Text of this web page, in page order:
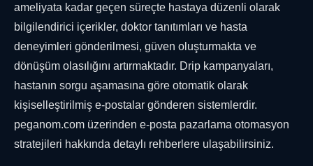
ameliyata kadar geçen süreçte hastaya düzenli olarak
bilgilendirici içerikler, doktor tanıtımları ve hasta
deneyimleri gönderilmesi, güven oluşturmakta ve
dönüşüm olasılığını artırmaktadır. Drip kampanyaları,
hastanın sorgu aşamasına göre otomatik olarak
kişiselleştirilmiş e-postalar gönderen sistemlerdir.
peganom.com üzerinden e-posta pazarlama otomasyon
stratejileri hakkında detaylı rehberlere ulaşabilirsiniz.